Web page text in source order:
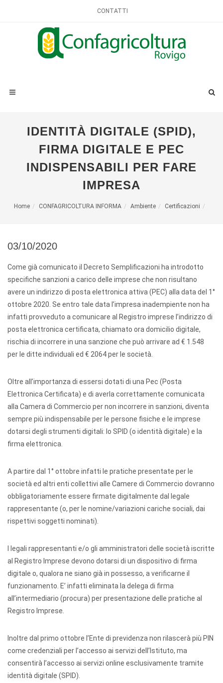
CONTATTI
IDENTITÀ DIGITALE (SPID),
FIRMA DIGITALE E PEC
INDISPENSABILI PER FARE
IMPRESA
Home CONFAGRICOLTURA INFORMA Ambiente Certificazioni
03/10/2020
Come già comunicato il Decreto Semplificazioni ha introdotto
specifiche sanzioni a carico delle imprese che non risultano
avere un indirizzo di posta elettronica attiva (PEC) alla data del 1°
ottobre 2020. Se entro tale data l’impresa inadempiente non ha
infatti provveduto a comunicare al Registro imprese l’indirizzo di
posta elettronica certificata, chiamato ora domicilio digitale,
rischia di incorrere in una sanzione che può arrivare ad € 1.548
per le ditte individuali ed € 2064 per le società.
Oltre all’importanza di essersi dotati di una Pec (Posta
Elettronica Certificata) e di averla correttamente comunicata
alla Camera di Commercio per non incorrere in sanzioni, diventa
sempre più indispensabile per le persone fisiche e le imprese
dotarsi degli strumenti digitali: lo SPID (o identità digitale) e la
firma elettronica.
A partire dal 1° ottobre infatti le pratiche presentate per le
società ed altri enti collettivi alle Camere di Commercio dovranno
obbligatoriamente essere firmate digitalmente dal legale
rappresentante (o, per le nomine/variazioni cariche sociali, dai
rispettivi soggetti nominati).
I legali rappresentanti e/o gli amministratori delle società iscritte
al Registro Imprese devono dotarsi di un dispositivo di firma
digitale o, qualora ne siano già in possesso, a verificarne il
funzionamento. E’ infatti eliminata la delega di firma
all’intermediario (procura) per presentazione delle pratiche al
Registro Imprese.
Inoltre dal primo ottobre l’Ente di previdenza non rilascerà più PIN
come credenziali per l’accesso ai servizi dell’Istituto, ma
consentirà l’accesso ai servizi online esclusivamente tramite
identità digitale (SPID).